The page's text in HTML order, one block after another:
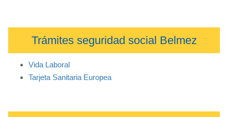
Trámites seguridad social Belmez
Vida Laboral
Tarjeta Sanitaria Europea